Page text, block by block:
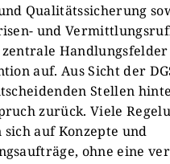
Qualitätssicherung
und
auf. Aus Sicht der
Stellen
zurück. Viele
sich auf Konzepte und
ohne eine